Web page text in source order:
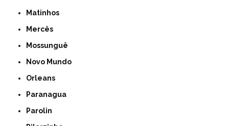
Matinhos
Mercês
Mossunguê
Novo Mundo
Orleans
Paranagua
Parolin